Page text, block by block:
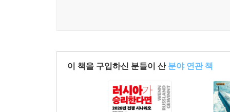
이 책을 구입하신 분들이 산 분야 연관 책